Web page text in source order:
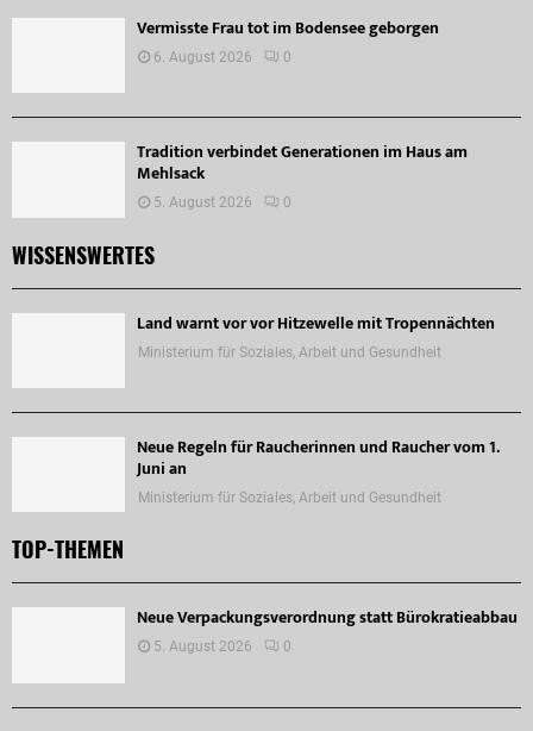
Vermisste Frau tot im Bodensee geborgen
6. August 2026 0
Tradition verbindet Generationen im Haus am
Mehlsack
5. August 2026 0
WISSENSWERTES
Land warnt vor vor Hitzewelle mit Tropennächten
Ministerium für Soziales, Arbeit und Gesundheit
Neue Regeln für Raucherinnen und Raucher vom 1.
Juni an
Ministerium für Soziales, Arbeit und Gesundheit
TOP-THEMEN
Neue Verpackungsverordnung statt Bürokratieabbau
5. August 2026 0